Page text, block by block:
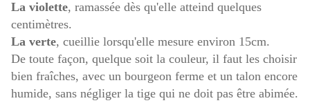
La violette, ramassée dès qu'elle atteind quelques
centimètres.
La verte, cueillie lorsqu'elle mesure environ 15cm.
De toute façon, quelque soit la couleur, il faut les choisir
bien fraîches, avec un bourgeon ferme et un talon encore
humide, sans négliger la tige qui ne doit pas être abimée.